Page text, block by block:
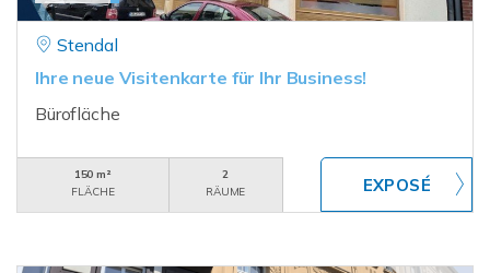
Stendal
Ihre neue Visitenkarte für Ihr Business!
Bürofläche
150 m²
FLÄCHE
2
RÄUME